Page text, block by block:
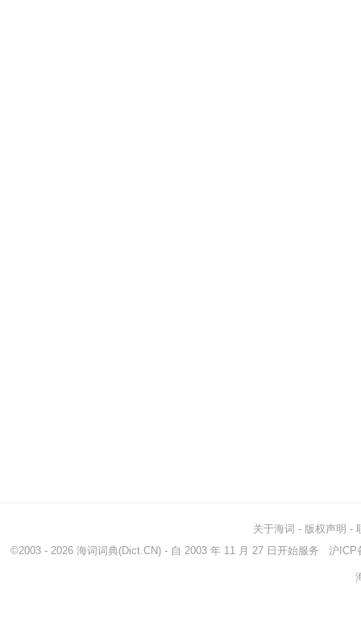
关于海词 - 版权声明 -
©2003 - 2026 海词词典(Dict.CN) - 自 2003 年 11 月 27 日开始服务 沪ICP